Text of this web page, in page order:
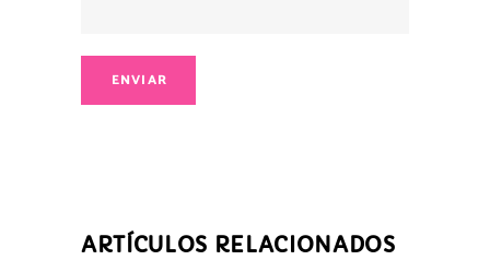
ENVIAR
ARTÍCULOS RELACIONADOS